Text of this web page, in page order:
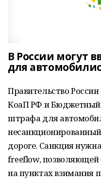
В России могут
для
Правительство
КоаП РФ и Бюджетный
штрафа для
дороге. Санкция
freeflow, позволяющей
на пунктах взимания